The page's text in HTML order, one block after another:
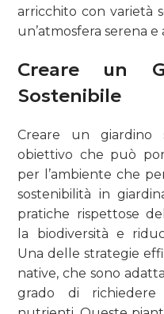
arricchito con varietà
un’atmosfera serena e
Creare un
Sostenibile
Creare un
obiettivo che può
per l’ambiente che
sostenibilità in
pratiche rispettose
la biodiversità e
Una delle strategie
native, che sono
grado di